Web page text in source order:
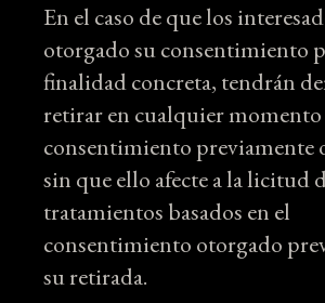
En el caso de que los
otorgado su consentimiento
finalidad concreta, tendrán
retirar en cualquier momento
consentimiento previamente
sin que ello afecte a la licitud
tratamientos basados en el
consentimiento otorgado
su retirada.